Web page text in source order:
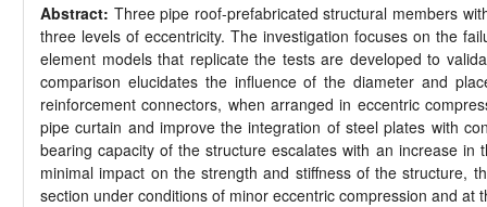
Abstract: Three pipe roof-prefabricated structural members
three levels of eccentricity. The investigation focuses on the
element models that replicate the tests are developed to
comparison elucidates the influence of the diameter and
reinforcement connectors, when arranged in eccentric
pipe curtain and improve the integration of steel plates with
bearing capacity of the structure escalates with an increase
minimal impact on the strength and stiffness of the structure,
section under conditions of minor eccentric compression and